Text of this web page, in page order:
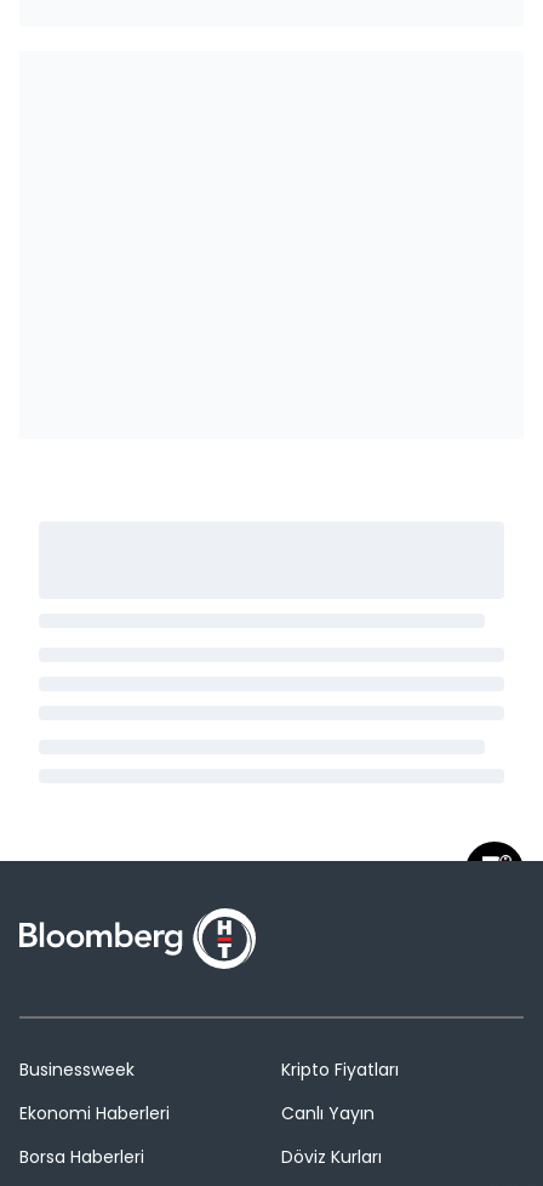
Businessweek
Ekonomi Haberleri
Borsa Haberleri
Kripto Fiyatları
Canlı Yayın
Döviz Kurları